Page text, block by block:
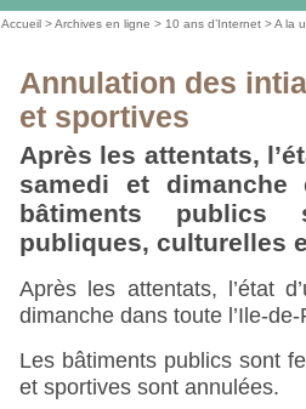
Accueil >Archives en ligne > 10 ans d’Internet >A la
Annulation des
et sportives
Après les attentats,
samedi et dimanche
bâtiments publics
publiques, culturelles
Après les attentats, l’état
dimanche dans toute l’Ile-
Les bâtiments publics sont
et sportives sont annulées.